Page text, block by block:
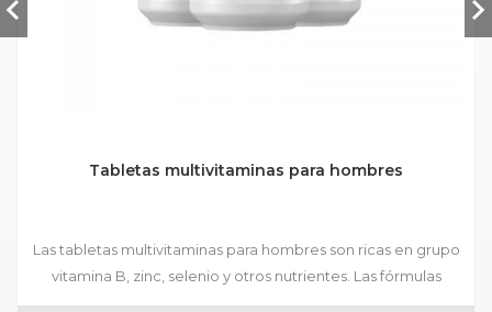
Tabletas multivitaminas para hombres
Las tabletas multivitaminas para hombres son ricas en grupo
vitamina B, zinc, selenio y otros nutrientes. Las fórmulas
preparadas están disponibles, y se aceptan fórmulas